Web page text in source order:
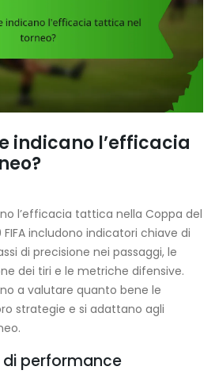
indicano l’efficacia
l’efficacia tattica nella Coppa del
includono indicatori chiave di
di precisione nei passaggi, le
dei tiri e le metriche difensive.
a valutare quanto bene le
strategie e si adattano agli
performance